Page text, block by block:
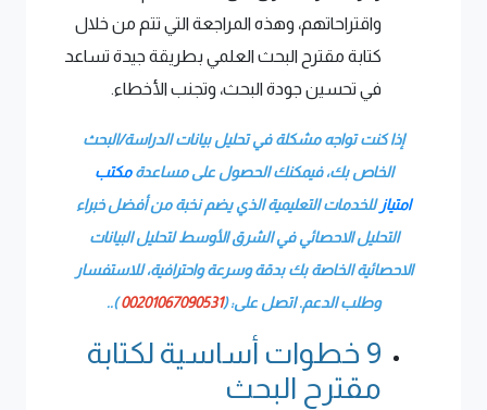
واقتراحاتهم، وهذه المراجعة التي تتم من خلال
كتابة مقترح البحث العلمي بطريقة جيدة تساعد
في تحسين جودة البحث، وتجنب الأخطاء.
إذا كنت تواجه مشكلة في تحليل بيانات الدراسة/البحث
الخاص بك، فيمكنك الحصول على مساعدةمكتب
امتياز للخدمات التعليمية الذي يضم نخبة من أفضل خبراء
التحليل الاحصائي في الشرق الأوسط لتحليل البيانات
الاحصائية الخاصة بك بدقة وسرعة واحترافية، للاستفسار
وطلب الدعم. اتصل على: (00201067090531
)..
9 خطوات أساسية لكتابة
مقترح البحث